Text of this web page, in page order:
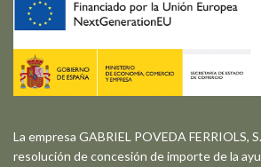
La empresa GABRIEL POVEDA FERRIOLS,
resolución de concesión de importe de la